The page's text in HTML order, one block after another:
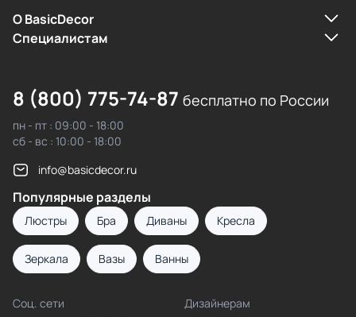
О BasicDecor
Cпециалистам
8 (800) 775-74-87 бесплатно по России
пн - пт : 09:00 - 18:00
сб - вс : 10:00 - 18:00
info@basicdecor.ru
Популярные разделы
Люстры Бра Диваны Кресла
Зеркала Вазы Ванны
Соц. сети Дизайнерам